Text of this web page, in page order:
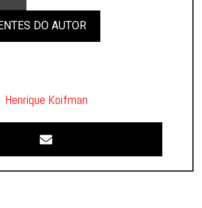
DO AUTOR
Henrique Koifman